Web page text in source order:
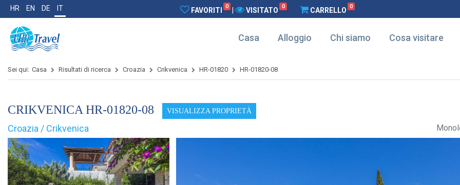
HR EN DE IT FAVORITI 0 VISITATO 0 CARRELLO 0
Casa Alloggio Chi siamo Cosa visitare
Sei qui: Casa Risultati di ricerca Croazia Crikvenica HR-01820 HR-01820-08
CRIKVENICA HR-01820-08 VISUALIZZA PROPRIETÀ
Croazia / Crikvenica